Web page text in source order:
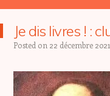
Je dis livres ! :
Posted on 22 décembre 2021